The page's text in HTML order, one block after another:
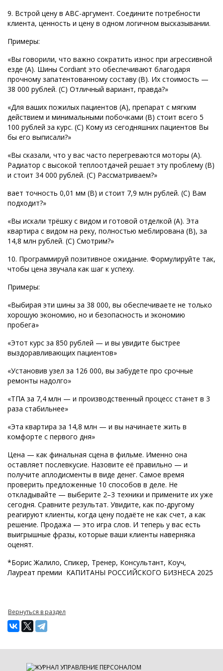
9. Встрой цену в АВС-аргумент. Соедините потребности
клиента, ценность и цену в одном логичном высказывании.
Примеры:
«Вы говорили, что важно сократить износ при агрессивной
езде (A). Шины Cordiant это обеспечивают благодаря
прочному запатентованному составу (B). Их стоимость —
38 000 рублей. (C) Отличный вариант, правда?»
«Для ваших пожилых пациентов (A), препарат с мягким
действием и минимальными побочками (B) стоит всего 5
100 рублей за курс. (C) Кому из сегодняшних пациентов Вы
бы его выписали?»
«Вы сказали, что у вас часто перегреваются моторы (A).
Радиатор с высокой теплоотдачей решает эту проблему (B)
и стоит 34 000 рублей. (C) Рассматриваем?»
вает точность 0,01 мм (B) и стоит 7,9 млн рублей. (C) Вам
подходит?»
«Вы искали трёшку с видом и готовой отделкой (A). Эта
квартира с видом на реку, полностью меблирована (B), за
14,8 млн рублей. (C) Смотрим?»
10. Программируй позитивное ожидание. Формулируйте так,
чтобы цена звучала как шаг к успеху.
Примеры:
«Выбирая эти шины за 38 000, вы обеспечиваете не только
хорошую экономию, но и безопасность и экономию
пробега»
«Этот курс за 850 рублей — и вы увидите быстрее
выздоравливающих пациентов»
«Установив узел за 126 000, вы забудете про срочные
ремонты надолго»
«ТПА за 7,4 млн — и производственный процесс станет в 3
раза стабильнее»
«Эта квартира за 14,8 млн — и вы начинаете жить в
комфорте с первого дня»
Цена — как финальная сцена в фильме. Именно она
оставляет послевкусие. Назовите её правильно — и
получите аплодисменты в виде денег. Самое время
проверить предложенные 10 способов в деле. Не
откладывайте — выберите 2–3 техники и примените их уже
сегодня. Сравните результат. Увидите, как по-другому
реагируют клиенты, когда цену подаёте не как счет, а как
решение. Продажа — это игра слов. И теперь у вас есть
выигрышные фразы, которые ваши клиенты наверняка
оценят.
*Борис Жалило, Спикер, Тренер, Консультант, Коуч,
Лауреат премии КАПИТАНЫ РОССИЙСКОГО БИЗНЕСА 2025
Вернуться в раздел